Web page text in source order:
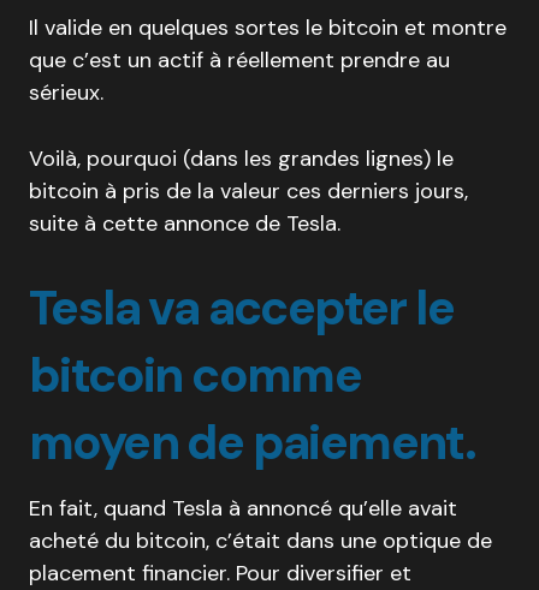
Il valide en quelques sortes le bitcoin et montre
que c’est un actif à réellement prendre au
sérieux.
Voilà, pourquoi (dans les grandes lignes) le
bitcoin à pris de la valeur ces derniers jours,
suite à cette annonce de Tesla.
Tesla va accepter le
bitcoin comme
moyen de paiement.
En fait, quand Tesla à annoncé qu’elle avait
acheté du bitcoin, c’était dans une optique de
placement financier. Pour diversifier et